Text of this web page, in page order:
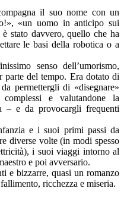
il suo nome con un
«un uomo in anticipo sui
stato davvero, quello che ha
le basi della robotica o a
senso dell’umorismo,
parte del tempo. Era dotato di
permettergli di «disegnare»
complessi e valutandone la
– e da provocargli frequenti
e i suoi primi passi da
diverse volte (in modi spesso
i suoi viaggi intorno al
e poi avversario.
e bizzarre, quasi un romanzo
ricchezza e miseria.